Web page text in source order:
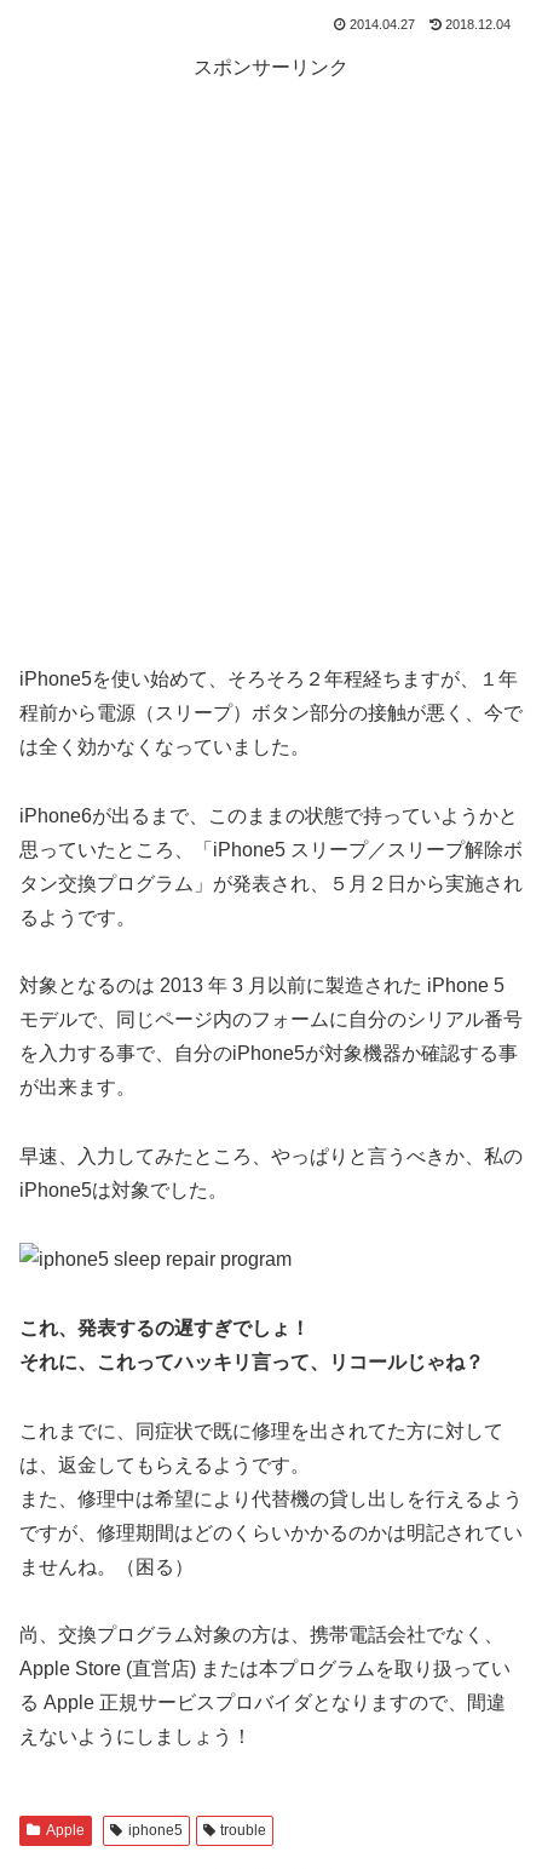
2014.04.27 2018.12.04
スポンサーリンク
iPhone5を使い始めて、そろそろ２年程経ちますが、１年
程前から電源（スリープ）ボタン部分の接触が悪く、今で
は全く効かなくなっていました。
iPhone6が出るまで、このままの状態で持っていようかと
思っていたところ、「iPhone5 スリープ／スリープ解除ボ
タン交換プログラム」が発表され、５月２日から実施され
るようです。
対象となるのは 2013 年 3 月以前に製造された iPhone 5
モデルで、同じページ内のフォームに自分のシリアル番号
を入力する事で、自分のiPhone5が対象機器か確認する事
が出来ます。
早速、入力してみたところ、やっぱりと言うべきか、私の
iPhone5は対象でした。
これ、発表するの遅すぎでしょ！
それに、これってハッキリ言って、リコールじゃね？
これまでに、同症状で既に修理を出されてた方に対して
は、返金してもらえるようです。
また、修理中は希望により代替機の貸し出しを行えるよう
ですが、修理期間はどのくらいかかるのかは明記されてい
ませんね。（困る）
尚、交換プログラム対象の方は、携帯電話会社でなく、
Apple Store (直営店) または本プログラムを取り扱ってい
る Apple 正規サービスプロバイダとなりますので、間違
えないようにしましょう！
Apple iphone5 trouble